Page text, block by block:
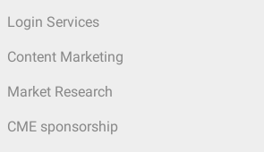
Login Services
Content Marketing
Market Research
CME sponsorship